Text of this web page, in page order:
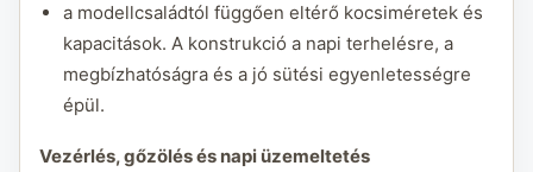
a modellcsaládtól függően eltérő kocsiméretek és
kapacitások. A konstrukció a napi terhelésre, a
megbízhatóságra és a jó sütési egyenletességre
épül.
Vezérlés, gőzölés és napi üzemeltetés